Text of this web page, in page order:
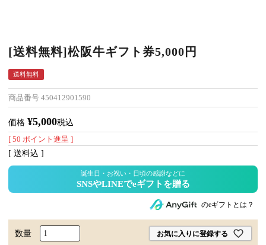
[送料無料]松阪牛ギフト券5,000円
送料無料
商品番号 450412901590
価格 ¥5,000税込
[ 50 ポイント進呈 ]
送料込
のeギフトとは？
お気に入りに登録する